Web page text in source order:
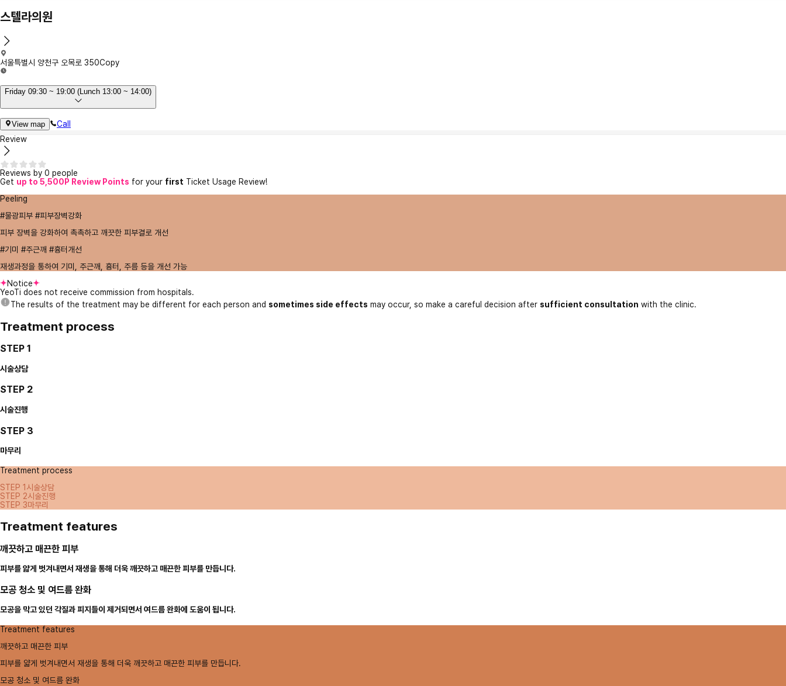
스텔라의원
서울특별시 양천구 오목로 350Copy
Friday 09:30 ~ 19:00 (Lunch 13:00 ~ 14:00)
View map
Call
Review
Reviews by 0 people
Get up to 5,500P Review Points for your first Ticket Usage Review!
Peeling
#물광피부 #피부장벽강화
피부 장벽을 강화하여 촉촉하고 깨끗한 피부결로 개선
#기미 #주근깨 #흉터개선
재생과정을 통하여 기미, 주근깨, 흉터, 주름 등을 개선 가능
Notice
YeoTi does not receive commission from hospitals.
The results of the treatment may be different for each person and sometimes side effects may occur, so make a careful decision after sufficient consultation with the clinic.
Treatment process
STEP 1
시술상담
STEP 2
시술진행
STEP 3
마무리
Treatment process
STEP 1 시술상담
STEP 2시술진행
STEP 3마무리
Treatment features
깨끗하고 매끈한 피부
피부를 얇게 벗겨내면서 재생을 통해 더욱 깨끗하고 매끈한 피부를 만듭니다.
모공 청소 및 여드름 완화
모공을 막고 있던 각질과 피지들이 제거되면서 여드름 완화에 도움이 됩니다.
Treatment features
깨끗하고 매끈한 피부
피부를 얇게 벗겨내면서 재생을 통해 더욱 깨끗하고 매끈한 피부를 만듭니다.
모공 청소 및 여드름 완화